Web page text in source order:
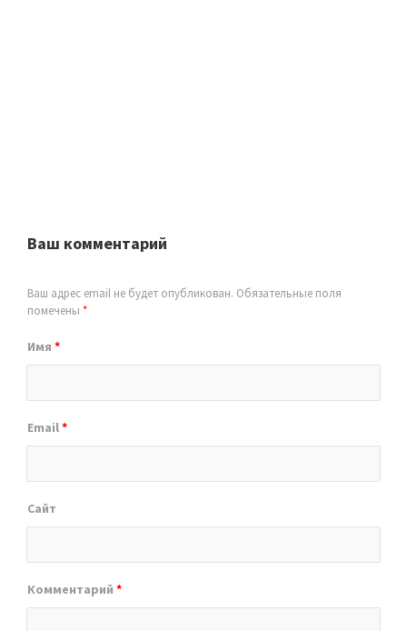
Ваш комментарий
Ваш адрес email не будет опубликован. Обязательные поля
помечены *
Имя *
Email*
Сайт
Комментарий *